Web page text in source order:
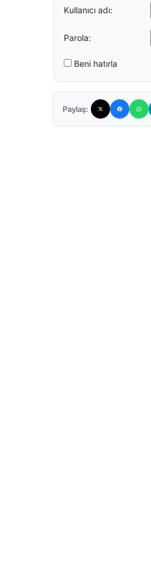
Kullanıcı adı:
Parola:
Beni hatırla
Paylaş: